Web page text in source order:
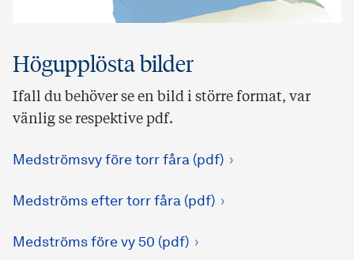
Högupplösta bilder
Ifall du behöver se en bild i större format, var
vänlig se respektive pdf.
Medströmsvy före torr fåra (pdf)
Medströms efter torr fåra (pdf)
Medströms före vy 50 (pdf)